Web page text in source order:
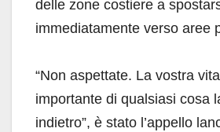
delle zone costiere a
immediatamente verso aree
“Non aspettate. La vostra
importante di qualsiasi cosa
indietro”, è stato l’appello